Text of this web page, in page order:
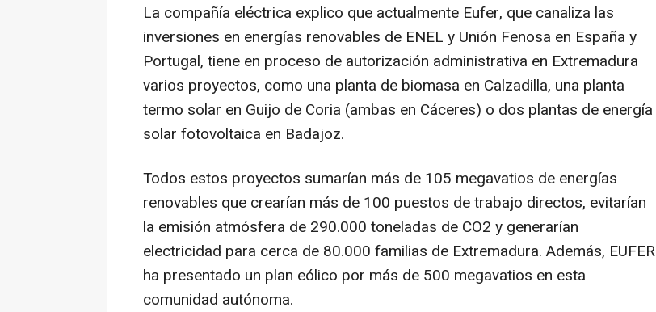
La compañía eléctrica explico que actualmente Eufer, que canaliza las
inversiones en energías renovables de ENEL y Unión Fenosa en España y
Portugal, tiene en proceso de autorización administrativa en Extremadura
varios proyectos, como una planta de biomasa en Calzadilla, una planta
termo solar en Guijo de Coria (ambas en Cáceres) o dos plantas de energía
solar fotovoltaica en Badajoz.
Todos estos proyectos sumarían más de 105 megavatios de energías
renovables que crearían más de 100 puestos de trabajo directos, evitarían
la emisión atmósfera de 290.000 toneladas de CO2 y generarían
electricidad para cerca de 80.000 familias de Extremadura. Además, EUFER
ha presentado un plan eólico por más de 500 megavatios en esta
comunidad autónoma.